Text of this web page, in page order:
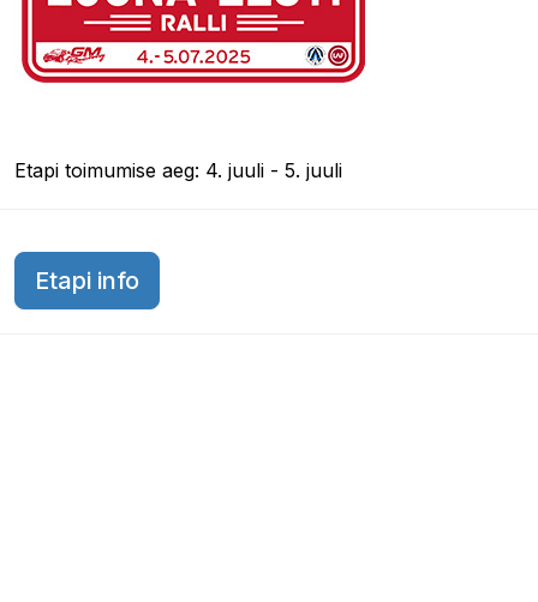
Etapi toimumise aeg: 4. juuli - 5. juuli
Etapi info